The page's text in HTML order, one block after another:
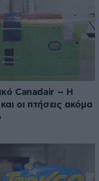
Canadair – Η
οι πτήσεις ακόμα